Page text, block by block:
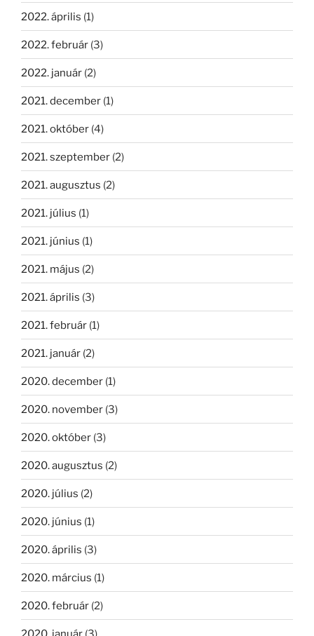
2022. április (1)
2022. február (3)
2022. január (2)
2021. december (1)
2021. október (4)
2021. szeptember (2)
2021. augusztus (2)
2021. július (1)
2021. június (1)
2021. május (2)
2021. április (3)
2021. február (1)
2021. január (2)
2020. december (1)
2020. november (3)
2020. október (3)
2020. augusztus (2)
2020. július (2)
2020. június (1)
2020. április (3)
2020. március (1)
2020. február (2)